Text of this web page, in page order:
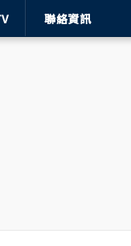
聯絡資訊